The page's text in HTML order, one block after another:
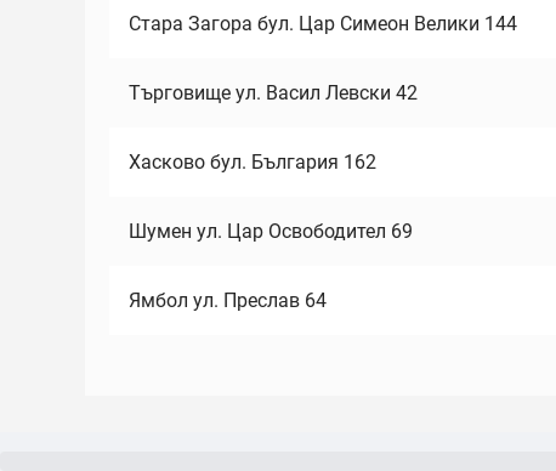
Стара Загора бул. Цар Симеон Велики 144
Търговище ул. Васил Левски 42
Хасково бул. България 162
Шумен ул. Цар Освободител 69
Ямбол ул. Преслав 64